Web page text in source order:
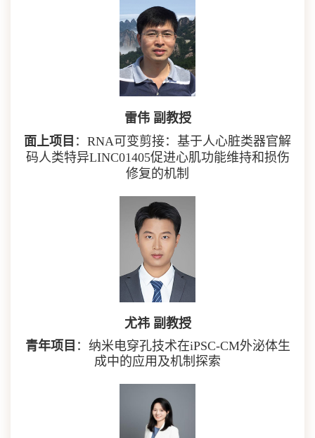
雷伟 副教授
面上项目 ：RNA可变剪接：基于人心脏类器官解
码人类特异LINC01405促进心肌功能维持和损伤
修复的机制
尤祎 副教授
青年项目 ：纳米电穿孔技术在iPSC-CM外泌体生
成中的应用及机制探索